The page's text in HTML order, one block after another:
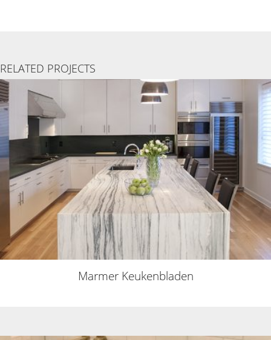
RELATED PROJECTS
Marmer Keukenbladen